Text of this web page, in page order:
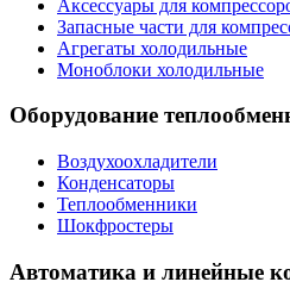
Аксессуары для
Запасные части для
Агрегаты холодильные
Моноблоки холодильные
Оборудование
Воздухоохладители
Конденсаторы
Теплообменники
Шокфростеры
Автоматика и линейные